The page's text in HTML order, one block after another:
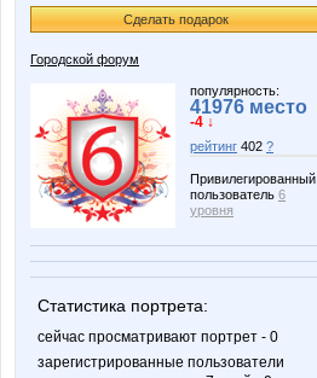
Сделать подарок
Городской форум
популярность:
41976 место
-4 ↓
рейтинг 402 ?
Привилегированный
пользователь 6
уровня
Статистика портрета:
сейчас просматривают портрет - 0
зарегистрированные пользователи